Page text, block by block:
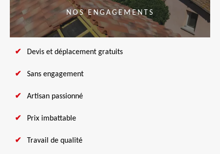
NOS ENGAGEMENTS
Devis et déplacement gratuits
Sans engagement
Artisan passionné
Prix imbattable
Travail de qualité